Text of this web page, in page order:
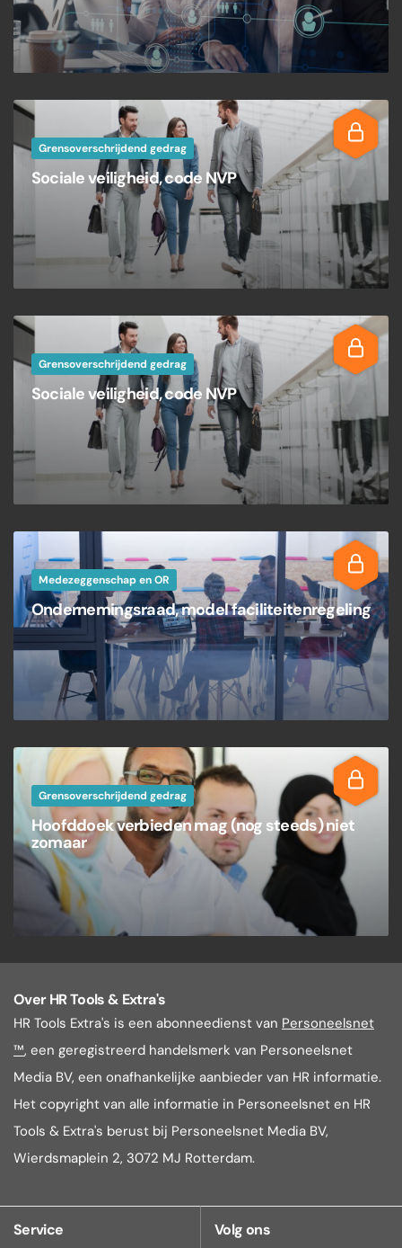
Grensoverschrijdend gedrag
Sociale veiligheid, code NVP
Grensoverschrijdend gedrag
Sociale veiligheid, code NVP
Medezeggenschap en OR
Ondernemingsraad, model faciliteitenregeling
Grensoverschrijdend gedrag
Hoofddoek verbieden mag (nog steeds) niet
zomaar
Over HR Tools & Extra's
HR Tools Extra's is een abonneedienst van Personeelsnet
™, een geregistreerd handelsmerk van Personeelsnet
Media BV, een onafhankelijke aanbieder van HR informatie.
Het copyright van alle informatie in Personeelsnet en HR
Tools & Extra's berust bij Personeelsnet Media BV,
Wierdsmaplein 2, 3072 MJ Rotterdam.
Service Volg ons